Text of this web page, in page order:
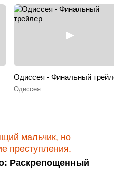
Одиссея - Финальный
Одиссея
мальчик, но
преступления.
Раскрепощенный